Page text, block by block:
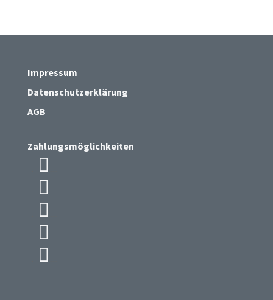
Impressum
Datenschutzerklärung
AGB
Zahlungsmöglichkeiten




